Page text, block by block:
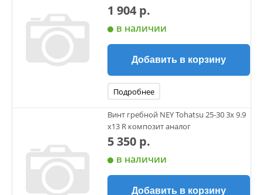
1 904 р.
в наличии
Добавить в корзину
Подробнее
Винт гребной NEY Tohatsu 25-30 3х 9.9
х13 R композит аналог
5 350 р.
в наличии
Добавить в корзину